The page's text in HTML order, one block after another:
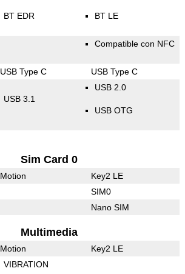
BT EDR BT LE
Compatible con NFC
USB Type C USB Type C
USB 3.1
USB 2.0
USB OTG
Sim Card 0
Motion Key2 LE
SIM0
Nano SIM
Multimedia
Motion Key2 LE
VIBRATION